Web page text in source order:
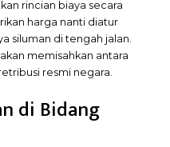
rincian biaya secara
harga nanti diatur
siluman di tengah jalan.
memisahkan antara
resmi negara.
di Bidang